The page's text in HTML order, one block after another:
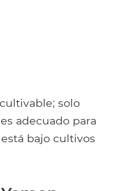
solo
adecuado para
bajo cultivos